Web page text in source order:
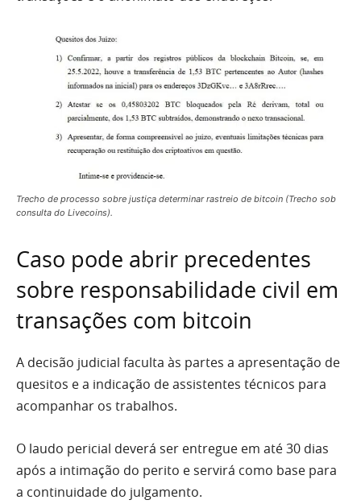
Trecho de processo sobre justiça determinar rastreio de bitcoin (Trecho sob
consulta do Livecoins).
Caso pode abrir precedentes
sobre responsabilidade civil em
transações com bitcoin
A decisão judicial faculta às partes a apresentação de
quesitos e a indicação de assistentes técnicos para
acompanhar os trabalhos.
O laudo pericial deverá ser entregue em até 30 dias
após a intimação do perito e servirá como base para
a continuidade do julgamento.